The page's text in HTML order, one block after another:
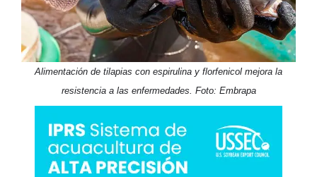
Alimentación de tilapias con espirulina y florfenicol mejora la
resistencia a las enfermedades. Foto: Embrapa